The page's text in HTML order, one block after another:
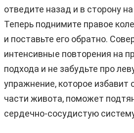
отведите назад и в сторону
Теперь поднимите правое
и поставьте его обратно.
интенсивные повторения на
подхода и не забудьте про
упражнение, которое избавит
части живота, поможет
сердечно-сосудистую